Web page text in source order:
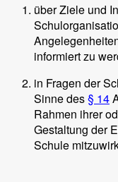
über Ziele und
informiert zu
in Fragen der
Sinne des§ 14
Rahmen ihrer
Gestaltung der
Schule